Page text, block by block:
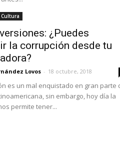
¿Puedes
la corrupción desde tu
Lovos - 18 octubre, 2018
es un mal enquistado en gran parte
sin embargo, hoy día la
permite tener...